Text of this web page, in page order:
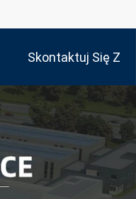
Skontaktuj Się Z
Nami